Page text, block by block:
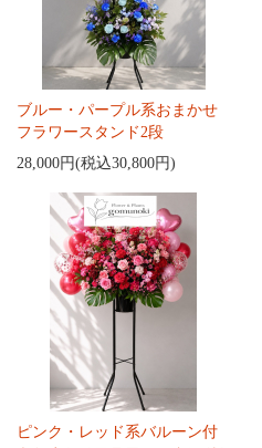
ブルー・パープル系おまかせ
フラワースタンド2段
28,000円(税込30,800円)
ピンク・レッド系バルーン付